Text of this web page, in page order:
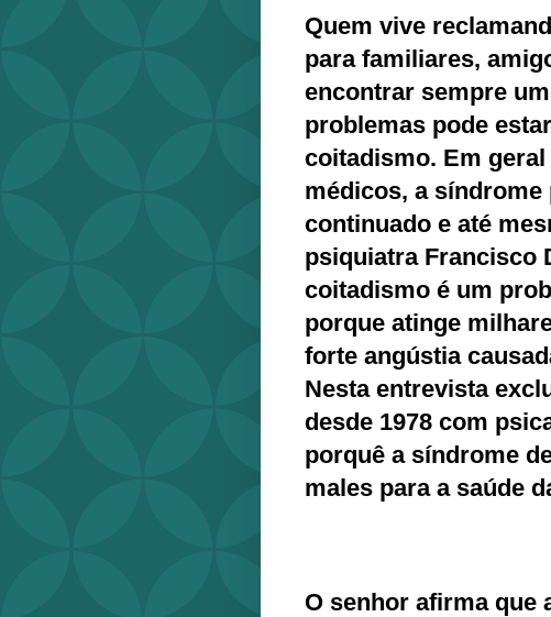
Quem vive
para familiares,
encontrar sempre
problemas pode
coitadismo. Em
médicos, a síndrome
continuado e até
psiquiatra Francisco
coitadismo é um
porque atinge
forte angústia
Nesta entrevista
desde 1978 com
porquê a síndrome
males para a saúde
O senhor afirma que